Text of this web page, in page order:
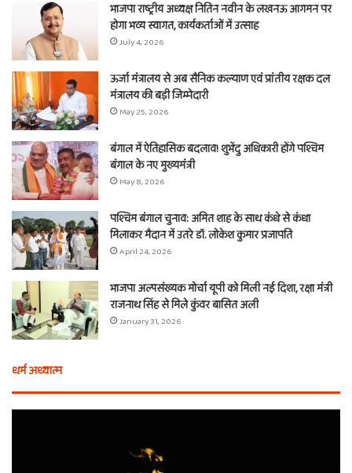
भाजपा राष्ट्रीय अध्यक्ष नितिन नवीन के लखनऊ आगमन पर
होगा भव्य स्वागत, कार्यकर्ताओं में उत्साह
July 4, 2026
ऊर्जा मंत्रालय से अब सैनिक कल्याण एवं प्रांतीय रक्षक दल
मंत्रालय की बड़ी जिम्मेदारी
May 25, 2026
बंगाल में ऐतिहासिक बदलाव! शुभेंदु अधिकारी होंगे पश्चिम
बंगाल के नए मुख्यमंत्री
May 8, 2026
पश्चिम बंगाल चुनाव: अमित शाह के साथ कंधे से कंधा
मिलाकर मैदान में उतरे डॉ. लोकेश कुमार प्रजापति
April 24, 2026
भाजपा अल्पसंख्यक मोर्चा यूपी को मिली नई दिशा, रक्षा मंत्री
राजनाथ सिंह से मिले कुंवर बासित अली
January 31, 2026
धर्म अध्यात्म